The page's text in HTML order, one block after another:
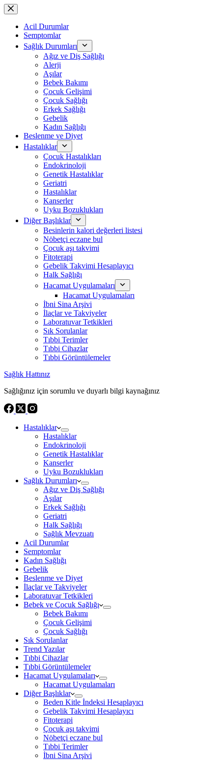
Skip
to
contentAcil Durumlar
Semptomlar
Sağlık Durumları
Ağız ve Diş Sağlığı
Alerji
Aşılar
Bebek Bakımı
Çocuk Gelişimi
Çocuk Sağlığı
Erkek Sağlığı
Gebelik
Kadın Sağlığı
Beslenme ve Diyet
Hastalıklar
Çocuk Hastalıkları
Endokrinoloji
Genetik Hastalıklar
Geriatri
Hastalıklar
Kanserler
Uyku Bozuklukları
Diğer Başlıklar
Besinlerin kalori değerleri listesi
Nöbetçi eczane bul
Çocuk aşı takvimi
Fitoterapi
Gebelik Takvimi Hesaplayıcı
Halk Sağlığı
Hacamat Uygulamaları
Hacamat Uygulamaları
İbni Sina Arşivi
İlaçlar ve Takviyeler
Laboratuvar Tetkikleri
Sık Sorulanlar
Tıbbi Terimler
Tıbbi Cihazlar
Tıbbi Görüntülemeler
Sağlık Hattınız
Sağlığınız için sorumlu ve duyarlı bilgi kaynağınız
Hastalıklar
Hastalıklar
Endokrinoloji
Genetik Hastalıklar
Kanserler
Uyku Bozuklukları
Sağlık Durumları
Ağız ve Diş Sağlığı
Aşılar
Erkek Sağlığı
Geriatri
Halk Sağlığı
Sağlık Mevzuatı
Acil Durumlar
Semptomlar
Kadın Sağlığı
Gebelik
Beslenme ve Diyet
İlaçlar ve Takviyeler
Laboratuvar Tetkikleri
Bebek ve Çocuk Sağlığı
Bebek Bakımı
Çocuk Gelişimi
Çocuk Sağlığı
Sık Sorulanlar
Trend Yazılar
Tıbbi Cihazlar
Tıbbi Görüntülemeler
Hacamat Uygulamaları
Hacamat Uygulamaları
Diğer Başlıklar
Beden Kitle İndeksi Hesaplayıcı
Gebelik Takvimi Hesaplayıcı
Fitoterapi
Çocuk aşı takvimi
Nöbetçi eczane bul
Tıbbi Terimler
İbni Sina Arşivi